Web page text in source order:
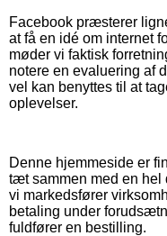
Facebook præsterer
at få en idé om internet
møder vi faktisk
notere en evaluering af
vel kan benyttes til at
oplevelser.
Denne hjemmeside er
tæt sammen med en hel
vi markedsfører
betaling under
fuldfører en bestilling.